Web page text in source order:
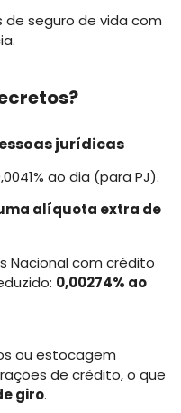
de seguro de vida com
jurídicas
ao dia (para PJ).
alíquota extra de
Nacional com crédito
0,00274% ao
ou estocagem
de crédito, o que
giro.